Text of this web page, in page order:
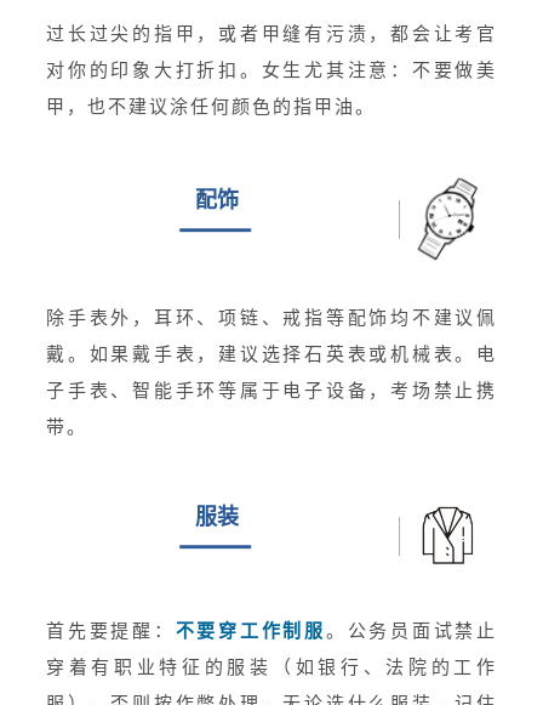
过长过尖的指甲，或者甲缝有污渍，都会让考官
对你的印象大打折扣。女生尤其注意：不要做美
甲，也不建议涂任何颜色的指甲油。
配饰
除手表外，耳环、项链、戒指等配饰均不建议佩
戴。如果戴手表，建议选择石英表或机械表。电
子手表、 智能手环等属于电子设备，考场禁止携
带。
服装
首先要提醒： 不要穿工作制服。公务员面试禁止
穿着有职业特征的服装（如银行、法院的工作